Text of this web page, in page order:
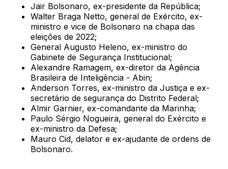
Jair Bolsonaro, ex-presidente da República;
Walter Braga Netto, general de Exército, ex-
ministro e vice de Bolsonaro na chapa das
eleições de 2022;
General Augusto Heleno, ex-ministro do
Gabinete de Segurança Institucional;
Alexandre Ramagem, ex-diretor da Agência
Brasileira de Inteligência - Abin;
Anderson Torres, ex-ministro da Justiça e ex-
secretário de segurança do Distrito Federal;
Almir Garnier, ex-comandante da Marinha;
Paulo Sérgio Nogueira, general do Exército e
ex-ministro da Defesa;
Mauro Cid, delator e ex-ajudante de ordens de
Bolsonaro.